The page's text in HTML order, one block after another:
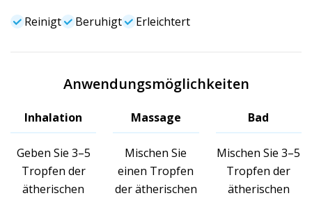
Reinigt Beruhigt Erleichtert
Anwendungsmöglichkeiten
Inhalation
Geben Sie 3–5
Tropfen der
ätherischen
Massage
Mischen Sie
einen Tropfen
der ätherischen
Bad
Mischen Sie 3–5
Tropfen der
ätherischen